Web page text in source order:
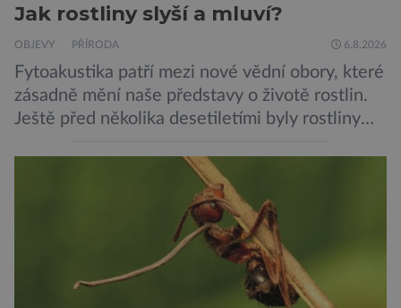
Jak rostliny slyší a mluví?
OBJEVY PŘÍRODA 6.8.2026
Fytoakustika patří mezi nové vědní obory, které
zásadně mění naše představy o životě rostlin.
Ještě před několika desetiletími byly rostliny
pouze reagují na změny prostředí. Moderní
výzkum však ukazuje, že skutečnost je mnohem
zajímavější. Rostliny totiž dokážou své okolí
vnímat prostřednictvím mechanických podnětů
a samy také vydávají zvuky […]